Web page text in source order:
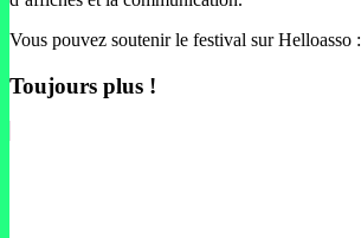
Vous pouvez soutenir le festival sur Helloasso :
Toujours plus !